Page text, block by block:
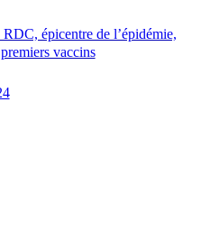
épicentre de l’épidémie,
vaccins